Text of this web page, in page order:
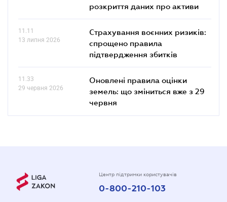
розкриття даних про активи
11.11
13 липня 2026
Страхування воєнних ризиків:
спрощено правила
підтвердження збитків
11.33
29 червня 2026
Оновлені правила оцінки
земель: що зміниться вже з 29
червня
Центр підтримки користувачів
0-800-210-103